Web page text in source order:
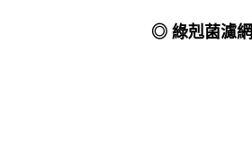
◎ 綠剋菌濾網